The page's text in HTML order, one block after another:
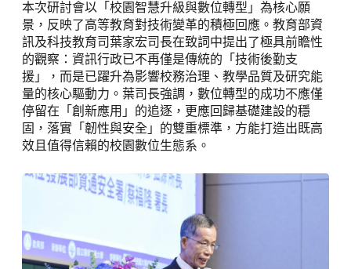
本次研討會以「校園智慧升級與數位轉型」為核心願
景，反映了高等教育對技術變革的積極回應。教育部資
訊及科技教育司葉家宏司長在致詞中提出了極具前瞻性
的觀察：資訊行政已不再僅是傳統的「技術後勤支
援」，而是已躍升為影響校務治理、教學品質及研究能
量的核心驅動力。葉司長強調，數位轉型的成功不應僅
停留在「創新應用」的追逐，更應回歸基礎建設的穩
固，落實「韌性與安全」的雙重標準，方能打造出既高
效且值得信賴的校園數位生態系。